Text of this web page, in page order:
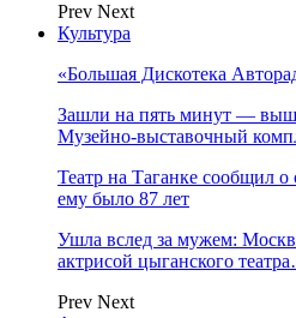
Prev Next
Культура
«Большая Дискотека
Зашли на пять минут —
Музейно-выставочный
Театр на Таганке сообщил
ему было 87 лет
Ушла вслед за мужем:
актрисой цыганского
Prev Next